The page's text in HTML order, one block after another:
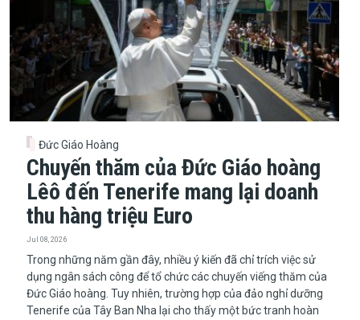
Đức Giáo Hoàng
Chuyến thăm của Đức Giáo hoàng
Lêô đến Tenerife mang lại doanh
thu hàng triệu Euro
Jul 08, 2026
​​​​​​​Trong những năm gần đây, nhiều ý kiến đã chỉ trích việc sử
dụng ngân sách công để tổ chức các chuyến viếng thăm của
Đức Giáo hoàng. Tuy nhiên, trường hợp của đảo nghỉ dưỡng
Tenerife của Tây Ban Nha lại cho thấy một bức tranh hoàn